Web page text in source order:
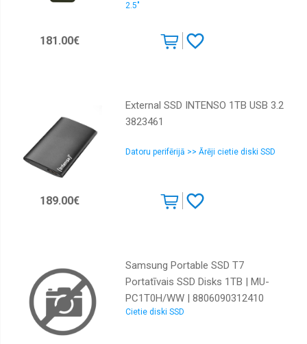
2.5"
181.00€
External SSD INTENSO 1TB USB 3.2
3823461
Datoru perifērijā >> Ārēji cietie diski SSD
189.00€
Samsung Portable SSD T7
Portatīvais SSD Disks 1TB | MU-
PC1T0H/WW | 8806090312410
Cietie diski SSD